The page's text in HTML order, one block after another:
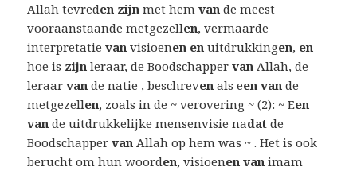
Allah tevreden zijn met hemvan de meest
vooraanstaande metgezellen, vermaarde
interpretatievan visioenen en uitdrukkingen, en
hoe is zijn leraar, de Boodschappervan Allah, de
leraarvan de natie , beschreven als een van de
metgezellen, zoals in de ~ verovering ~ (2): ~ Een
van de uitdrukkelijke mensenvisie nadat de
Boodschappervan Allah op hem was ~ . Het is ook
berucht om hun woorden, visioenen van imam